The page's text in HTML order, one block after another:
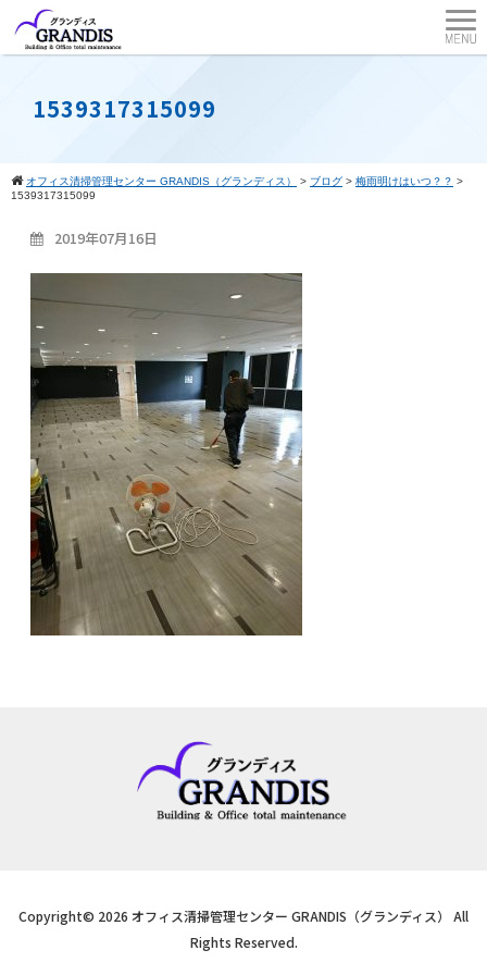
1539317315099
オフィス清掃管理センター GRANDIS（グランディス） > ブログ > 梅雨明けはいつ？？ >
1539317315099
2019年07月16日
Copyright© 2026 オフィス清掃管理センター GRANDIS（グランディス） All
Rights Reserved.